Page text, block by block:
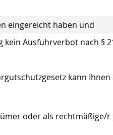
eingereicht haben und
Ausfuhrverbot nach §
kann
oder als